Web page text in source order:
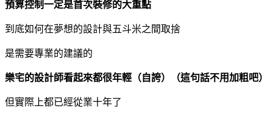
預算控制一定是首次裝修的大重點
到底如何在夢想的設計與五斗米之間取捨
是需要專業的建議的
樂宅的設計師看起來都很年輕（自誇）（這句話不用加粗吧）
但實際上都已經從業十年了